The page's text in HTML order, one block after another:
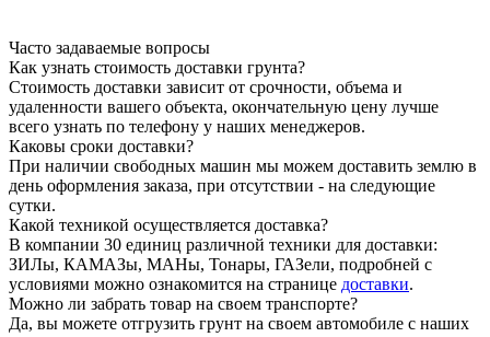
Часто задаваемые вопросы
Как узнать стоимость доставки грунта?
Стоимость доставки зависит от срочности, объема и
удаленности вашего объекта, окончательную цену лучше
всего узнать по телефону у наших менеджеров.
Каковы сроки доставки?
При наличии свободных машин мы можем доставить землю в
день оформления заказа, при отсутствии - на следующие
сутки.
Какой техникой осуществляется доставка?
В компании 30 единиц различной техники для доставки:
ЗИЛы, КАМАЗы, MAHы, Тонары, ГАЗели, подробней с
условиями можно ознакомится на странице доставки.
Можно ли забрать товар на своем транспорте?
Да, вы можете отгрузить грунт на своем автомобиле с наших